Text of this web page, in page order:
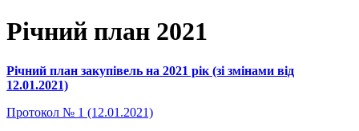
Річний план 2021
Річний план закупівель на 2021 рік (зі змінами від
12.01.2021)
Протокол № 1 (12.01.2021)